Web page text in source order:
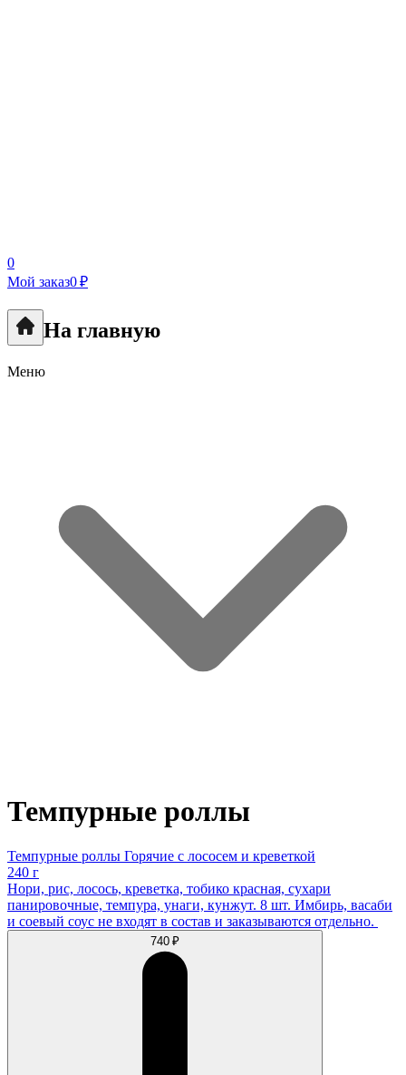
0
Мой заказ0 ₽
На главную
Меню
Темпурные роллы
Темпурные роллы Горячие с лососем и креветкой
240 г
Нори, рис, лосось, креветка, тобико красная, сухари
панировочные, темпура, унаги, кунжут. 8 шт. Имбирь, васаби
и соевый соус не входят в состав и заказываются отдельно.
740 ₽